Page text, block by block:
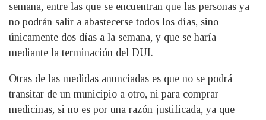
semana, entre las que se encuentran que las personas ya
no podrán salir a abastecerse todos los días, sino
únicamente dos días a la semana, y que se haría
mediante la terminación del DUI.
Otras de las medidas anunciadas es que no se podrá
transitar de un municipio a otro, ni para comprar
medicinas, si no es por una razón justificada, ya que